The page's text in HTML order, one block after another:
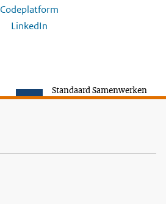
Codeplatform
LinkedIn
Standaard Samenwerken